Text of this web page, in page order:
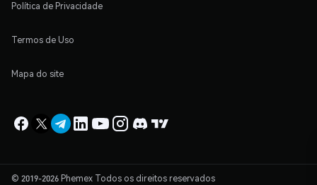
Política de Privacidade
Termos de Uso
Mapa do site
© 2019-2026 Phemex Todos os direitos reservados